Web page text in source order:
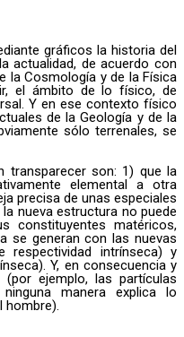
gráficos la historia del
actualidad, de acuerdo con
la Cosmología y de la Física
el ámbito de lo físico, de
Y en ese contexto físico
de la Geología y de la
sólo terrenales, se
transparecer son: 1) que la
elemental a otra
precisa de unas especiales
nueva estructura no puede
constituyentes matéricos,
se generan con las nuevas
respectividad intrínseca) y
Y, en consecuencia y
ejemplo, las partículas
manera explica lo
hombre).